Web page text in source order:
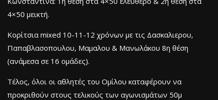
4×50 μεικτή.
Κορίτσια mixed 10-11-12 χρόνων με τις Δασκαλιερου,
Παπαβλασοπουλου, Μαμαλου & Μανωλάκου 8η θέση
(ανάμεσα σε 16 ομάδες).
Τέλος, όλοι οι αθλητές του Ομίλου καταφέρουν να
προκριθούν στους τελικούς των αγωνισμάτων 50μ